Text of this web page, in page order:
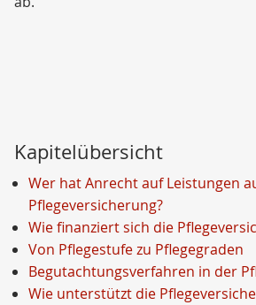
Kapitelübersicht
Wer hat Anrecht auf Leistungen
Pflegeversicherung?
Wie finanziert sich die
Von Pflegestufe zu Pflegegraden
Begutachtungsverfahren in der
Wie unterstützt die